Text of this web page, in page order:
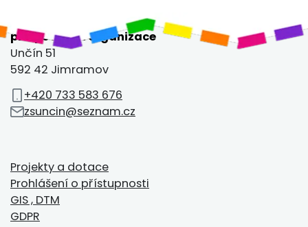
Základní škola a Mateřská škola Unčín,
příspěvková organizace
Unčín 51
592 42 Jimramov
+420 733 583 676
zsuncin@seznam.cz
Projekty a dotace
Prohlášení o přístupnosti
GIS , DTM
GDPR